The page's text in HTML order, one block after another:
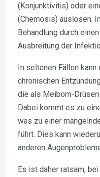
(Konjunktivitis) oder
(Chemosis) auslösen.
Behandlung durch
Ausbreitung der
In seltenen Fällen
chronischen
die als Meibom-
Dabei kommt es zu
was zu einer
führt. Dies kann
anderen
Es ist daher ratsam,